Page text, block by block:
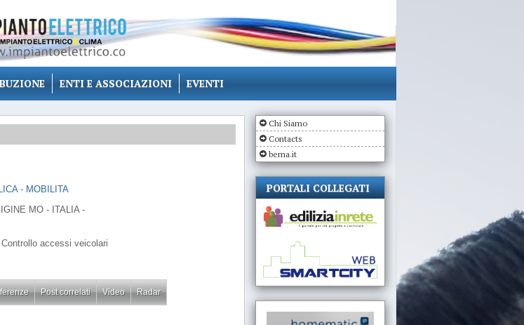
ENTI E ASSOCIAZIONI EVENTI
- MOBILITA
MO - ITALIA -
accessi veicolari
Post correlati Video Radar
Chi Siamo
Contacts
bema.it
PORTALI COLLEGATI